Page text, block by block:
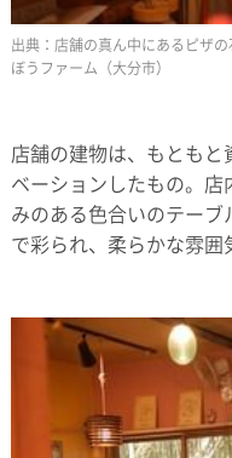
店舗の真ん中にあるピザ
ぼうファーム（大分市）
店舗の建物は、もとも
ベーションしたもの。
みのある色合いのテー
で彩られ、柔らかな雰囲